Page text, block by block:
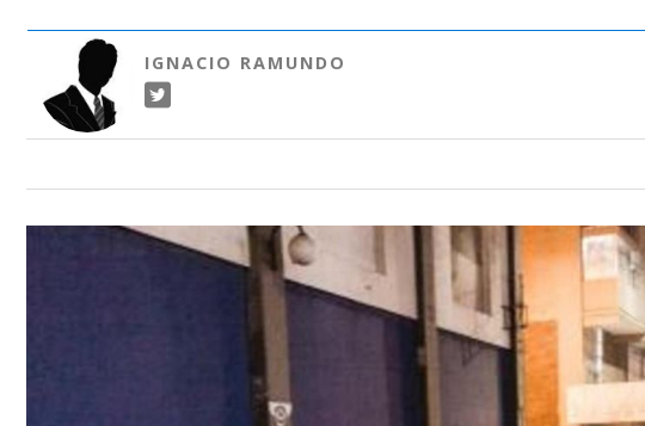
IGNACIO RAMUNDO